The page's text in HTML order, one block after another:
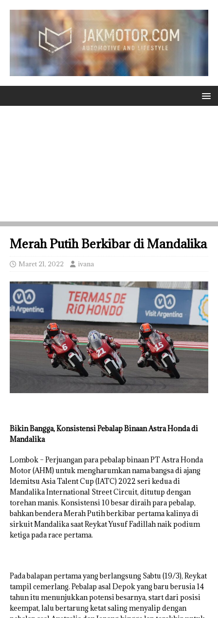
Merah Putih Berkibar di Mandalika
Maret 21, 2022 ivana
Bikin Bangga, Konsistensi Pebalap Binaan Astra Honda di
Mandalika
Lombok – Perjuangan para pebalap binaan PT Astra Honda
Motor (AHM) untuk mengharumkan nama bangsa di ajang
Idemitsu Asia Talent Cup (IATC) 2022 seri kedua di
Mandalika International Street Circuit, ditutup dengan
torehan manis. Konsistensi 10 besar diraih para pebalap,
bahkan bendera Merah Putih berkibar pertama kalinya di
sirkuit Mandalika saat Reykat Yusuf Fadillah naik podium
ketiga pada race pertama.
Pada balapan pertama yang berlangsung Sabtu (19/3), Reykat
tampil cemerlang. Pebalap asal Depok yang baru berusia 14
tahun itu menunjukkan potensi besarnya, start dari posisi
keempat, lalu bertarung ketat saling menyalip dengan